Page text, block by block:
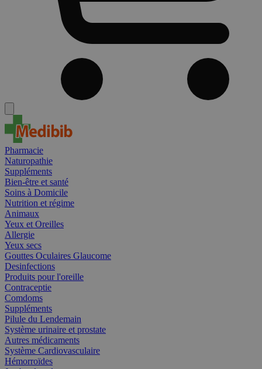
Pharmacie
Naturopathie
Suppléments
Bien-être et santé
Soins à Domicile
Nutrition et régime
Animaux
Yeux et Oreilles
Allergie
Yeux secs
Gouttes Oculaires Glaucome
Desinfections
Produits pour l'oreille
Contraceptie
Comdoms
Suppléments
Pilule du Lendemain
Système urinaire et prostate
Autres médicaments
Système Cardiovasculaire
Hémorroïdes